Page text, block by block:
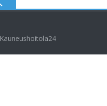
Kauneushoitola24